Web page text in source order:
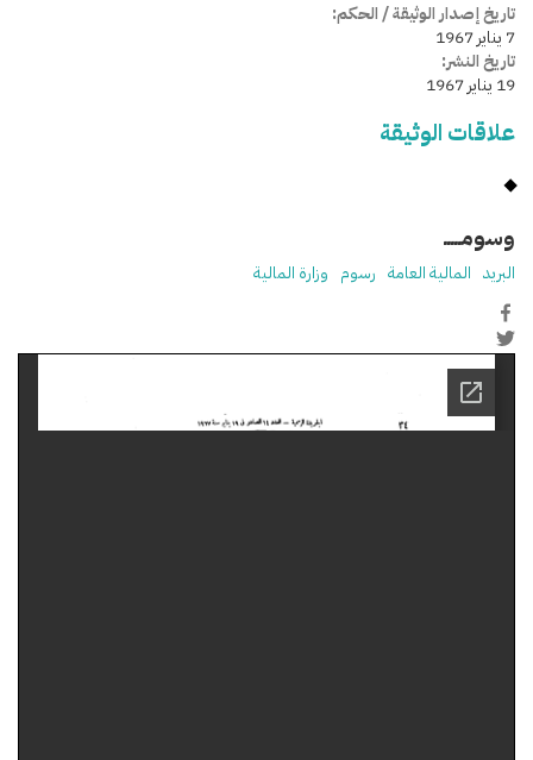
تاريخ إصدار الوثيقة / الحكم:
7 يناير 1967
تاريخ النشر:
19 يناير 1967
علاقات الوثيقة
وسومـــــ
البريد المالية العامة رسوم وزارة المالية